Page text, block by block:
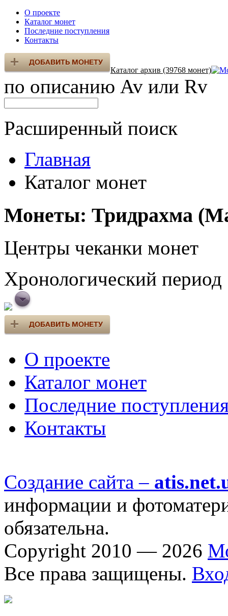
О проекте
Каталог монет
Последние поступления
Контакты
Каталог архив (39768 монет)
по описанию Av или Rv
Расширенный поиск
Главная
Каталог монет
Монеты: Тридрахма
Центры чеканки монет
Хронологический период
О проекте
Каталог монет
Последние
Контакты
Создание сайта –
информации и
обязательна.
Copyright 2010 — 2026
Все права защищены.